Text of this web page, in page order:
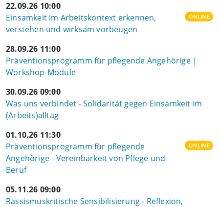
22.09.26 10:00
Einsamkeit im Arbeitskontext erkennen,
verstehen und wirksam vorbeugen
ONLINE
28.09.26 11:00
Präventionsprogramm für pflegende Angehörige |
Workshop-Module
30.09.26 09:00
Was uns verbindet - Solidarität gegen Einsamkeit im
(Arbeits)alltag
01.10.26 11:30
Präventionsprogramm für pflegende
Angehörige - Vereinbarkeit von Pflege und
Beruf
ONLINE
05.11.26 09:00
Rassismuskritische Sensibilisierung - Reflexion,